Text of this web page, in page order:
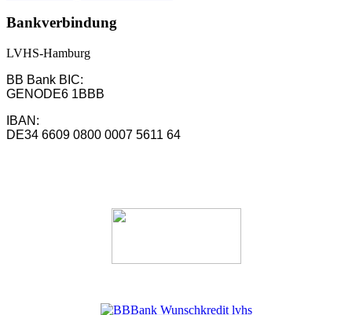
Bankverbindung
LVHS-Hamburg
BB Bank BIC:
GENODE6 1BBB
IBAN:
DE34 6609 0800 0007 5611 64